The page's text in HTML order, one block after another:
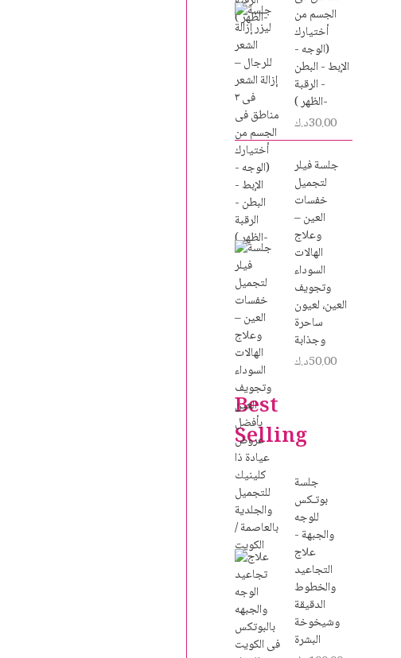
الجسم من
أختيارك
(الوجه -
الإبط - البطن
- الرقبة
-الظهر )
30.00د.ك
جلسة فيلر
لتجميل
خفسات
العين –
وعلاج
الهالات
السوداء
وتجويف
العين، لعيون
ساحرة
وجذابة
50.00د.ك
Best
Selling
جلسة
بوتـكس
للوجه
والجبهة -
علاج
التجاعيد
والخطوط
الدقيقة
وشيخوخة
البشرة